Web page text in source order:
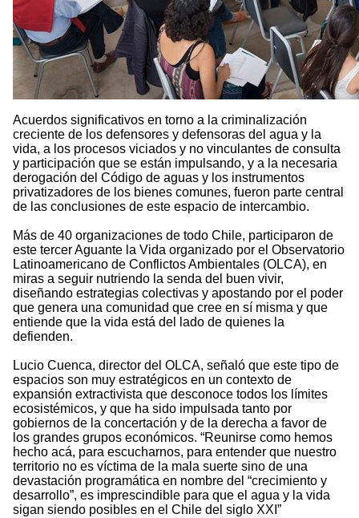
Acuerdos significativos en torno a la criminalización
creciente de los defensores y defensoras del agua y la
vida, a los procesos viciados y no vinculantes de consulta
y participación que se están impulsando, y a la necesaria
derogación del Código de aguas y los instrumentos
privatizadores de los bienes comunes, fueron parte central
de las conclusiones de este espacio de intercambio.
Más de 40 organizaciones de todo Chile, participaron de
este tercer Aguante la Vida organizado por el Observatorio
Latinoamericano de Conflictos Ambientales (OLCA), en
miras a seguir nutriendo la senda del buen vivir,
diseñando estrategias colectivas y apostando por el poder
que genera una comunidad que cree en sí misma y que
entiende que la vida está del lado de quienes la
defienden.
Lucio Cuenca, director del OLCA, señaló que este tipo de
espacios son muy estratégicos en un contexto de
expansión extractivista que desconoce todos los límites
ecosistémicos, y que ha sido impulsada tanto por
gobiernos de la concertación y de la derecha a favor de
los grandes grupos económicos. “Reunirse como hemos
hecho acá, para escucharnos, para entender que nuestro
territorio no es víctima de la mala suerte sino de una
devastación programática en nombre del “crecimiento y
desarrollo”, es imprescindible para que el agua y la vida
sigan siendo posibles en el Chile del siglo XXI”